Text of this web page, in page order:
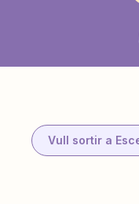
Vull sortir a